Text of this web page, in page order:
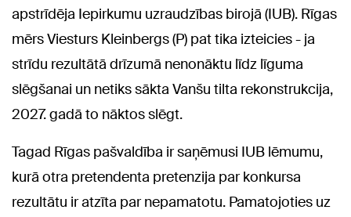
apstrīdēja Iepirkumu uzraudzības birojā (IUB). Rīgas
mērs Viesturs Kleinbergs (P) pat tika izteicies - ja
strīdu rezultātā drīzumā nenonāktu līdz līguma
slēgšanai un netiks sākta Vanšu tilta rekonstrukcija,
2027. gadā to nāktos slēgt.
Tagad Rīgas pašvaldība ir saņēmusi IUB lēmumu,
kurā otra pretendenta pretenzija par konkursa
rezultātu ir atzīta par nepamatotu. Pamatojoties uz